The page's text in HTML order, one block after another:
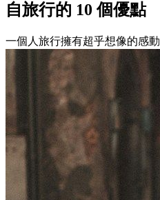
自旅行的 10 個優點
一個人旅行擁有超乎想像的感動